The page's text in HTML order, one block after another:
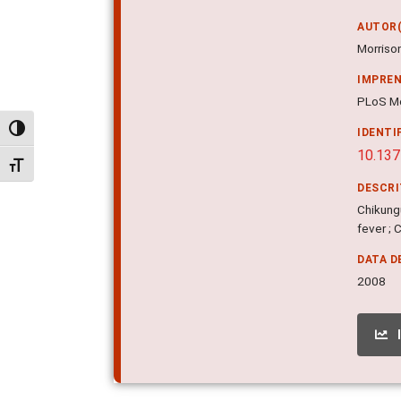
Alternar alto contraste
Alternar tamanho da fonte
PLoS
fever ;
DATA
2008